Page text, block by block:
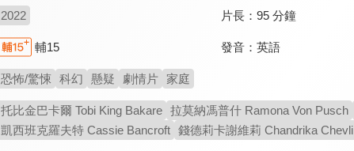
2022 片長： 95 分鐘
輔15 發音： 英語
恐怖/驚悚 科幻 懸疑 劇情片 家庭
托比金巴卡爾 Tobi King Bakare 拉莫納馮普什 Ramona Von Pusch
凱西班克羅夫特 Cassie Bancroft 錢德莉卡謝維莉 Chandrika Chevli